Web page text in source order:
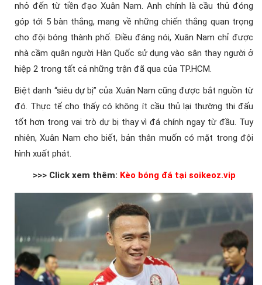
nhỏ đến từ tiền đạo Xuân Nam. Anh chính là cầu thủ đóng
góp tới 5 bàn thắng, mang về những chiến thắng quan trọng
cho đội bóng thành phố. Điều đáng nói, Xuân Nam chỉ được
nhà cầm quân người Hàn Quốc sử dụng vào sân thay người ở
hiệp 2 trong tất cả những trận đã qua của TP.HCM.
Biệt danh “siêu dự bị” của Xuân Nam cũng được bắt nguồn từ
đó. Thực tế cho thấy có không ít cầu thủ lại thường thi đấu
tốt hơn trong vai trò dự bị thay vì đá chính ngay từ đầu. Tuy
nhiên, Xuân Nam cho biết, bản thân muốn có mặt trong đội
hình xuất phát.
>>> Click xem thêm: Kèo bóng đá tại soikeoz.vip